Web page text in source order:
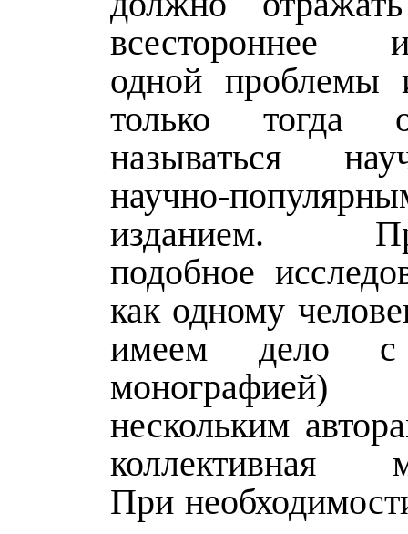
всестороннее
одной
только тогда
называться
научно-
изданием.
подобное
как одному
имеем дело с
нескольким
коллективная
При